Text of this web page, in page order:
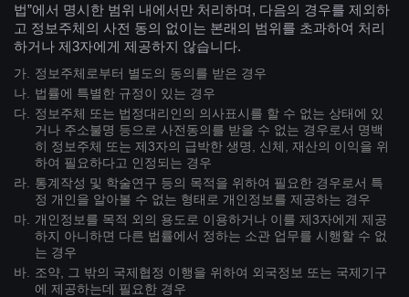
법”에서 명시한 범위 내에서만 처리하며, 다음의 경우를 제외하
고 정보주체의 사전 동의 없이는 본래의 범위를 초과하여 처리
하거나 제3자에게 제공하지 않습니다.
정보주체로부터 별도의 동의를 받은 경우
법률에 특별한 규정이 있는 경우
정보주체 또는 법정대리인의 의사표시를 할 수 없는 상태에 있
거나 주소불명 등으로 사전동의를 받을 수 없는 경우로서 명백
히 정보주체 또는 제3자의 급박한 생명, 신체, 재산의 이익을 위
하여 필요하다고 인정되는 경우
통계작성 및 학술연구 등의 목적을 위하여 필요한 경우로서 특
정 개인을 알아볼 수 없는 형태로 개인정보를 제공하는 경우
개인정보를 목적 외의 용도로 이용하거나 이를 제3자에게 제공
하지 아니하면 다른 법률에서 정하는 소관 업무를 시행할 수 없
는 경우
조약, 그 밖의 국제협정 이행을 위하여 외국정보 또는 국제기구
에 제공하는데 필요한 경우